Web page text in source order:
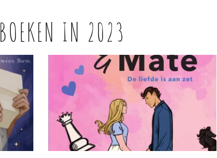
BOEKEN IN 2023